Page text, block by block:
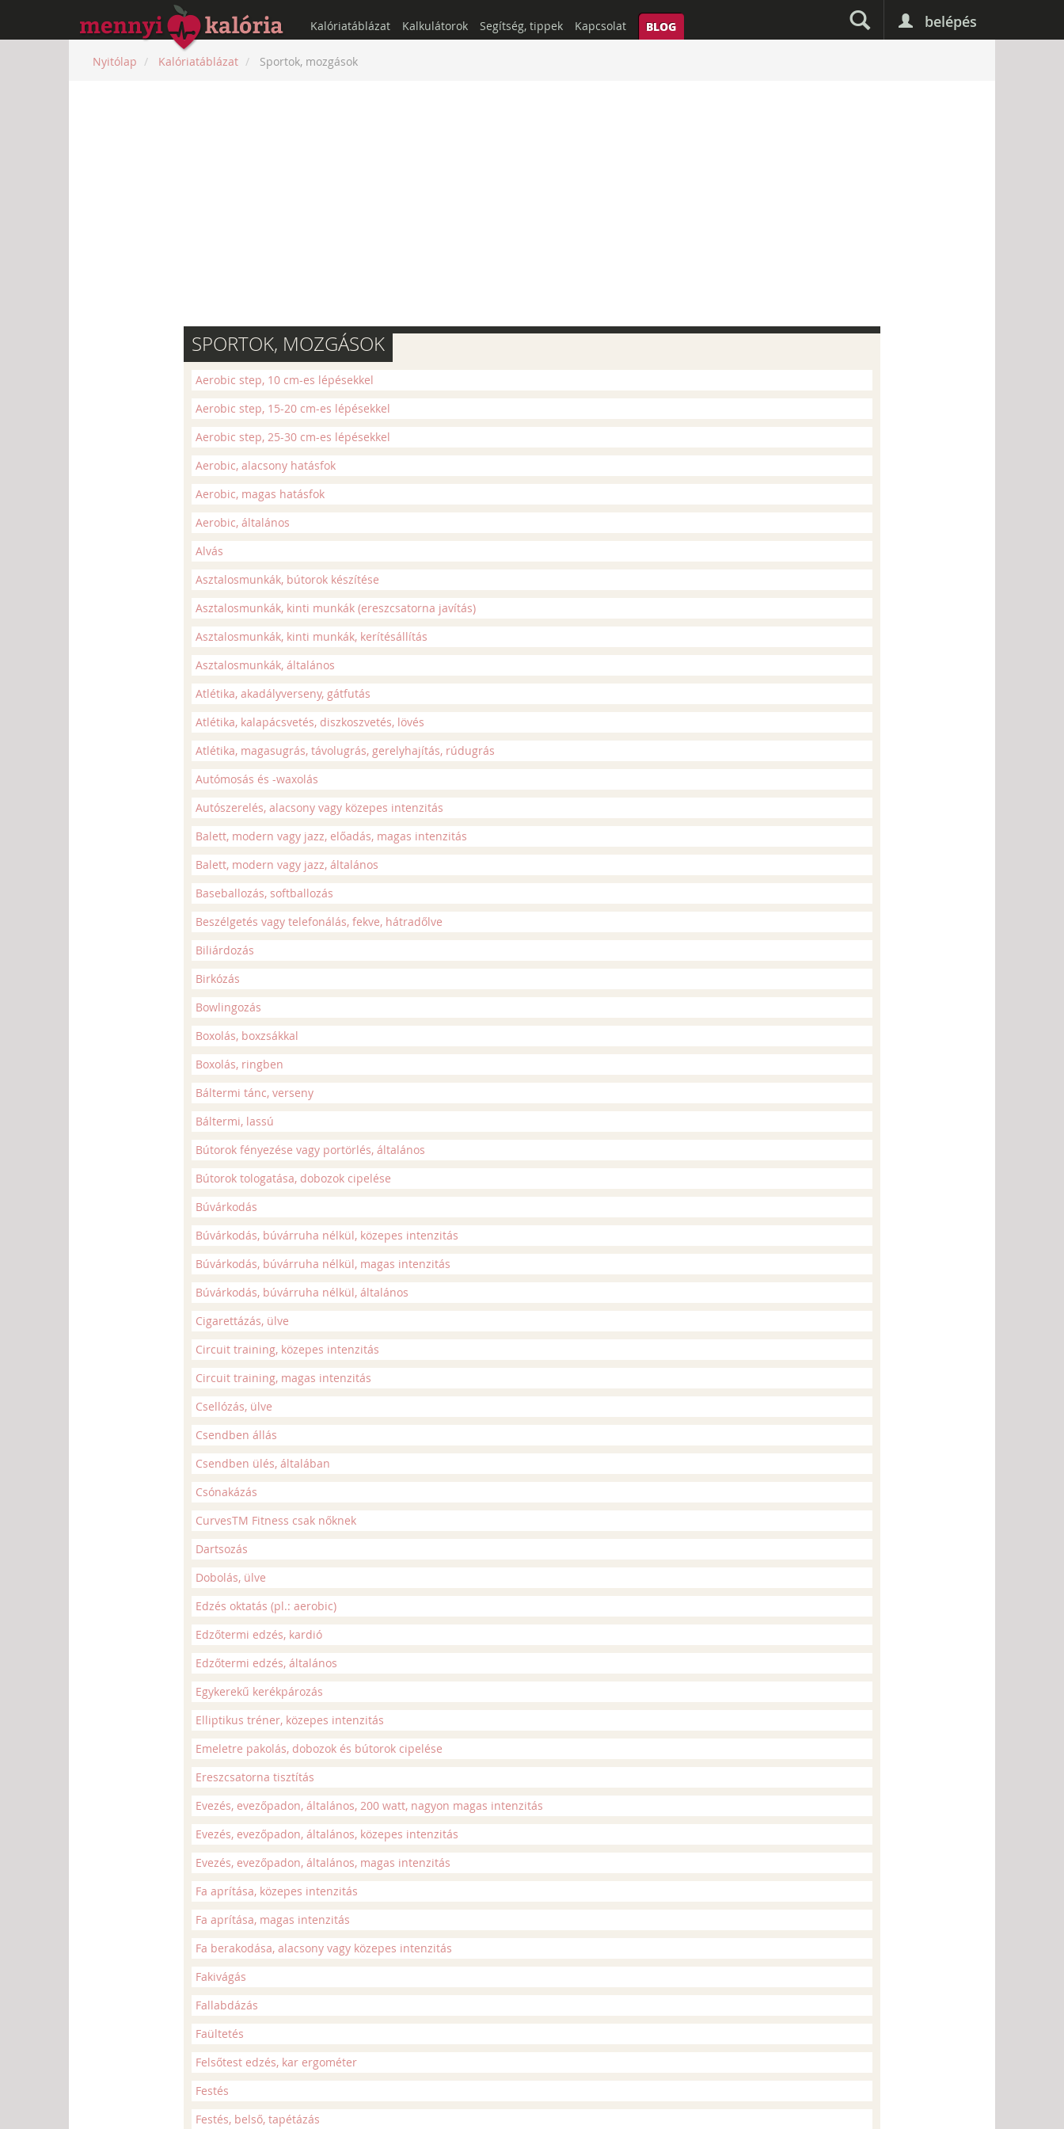
belépés
Kalóriatáblázat Kalkulátorok Segítség, tippek Kapcsolat BLOG
Nyitólap Kalóriatáblázat Sportok, mozgások
SPORTOK, MOZGÁSOK
Aerobic step, 10 cm-es lépésekkel
Aerobic step, 15-20 cm-es lépésekkel
Aerobic step, 25-30 cm-es lépésekkel
Aerobic, alacsony hatásfok
Aerobic, magas hatásfok
Aerobic, általános
Alvás
Asztalosmunkák, bútorok készítése
Asztalosmunkák, kinti munkák (ereszcsatorna javítás)
Asztalosmunkák, kinti munkák, kerítésállítás
Asztalosmunkák, általános
Atlétika, akadályverseny, gátfutás
Atlétika, kalapácsvetés, diszkoszvetés, lövés
Atlétika, magasugrás, távolugrás, gerelyhajítás, rúdugrás
Autómosás és -waxolás
Autószerelés, alacsony vagy közepes intenzitás
Balett, modern vagy jazz, előadás, magas intenzitás
Balett, modern vagy jazz, általános
Baseballozás, softballozás
Beszélgetés vagy telefonálás, fekve, hátradőlve
Biliárdozás
Birkózás
Bowlingozás
Boxolás, boxzsákkal
Boxolás, ringben
Báltermi tánc, verseny
Báltermi, lassú
Bútorok fényezése vagy portörlés, általános
Bútorok tologatása, dobozok cipelése
Búvárkodás
Búvárkodás, búvárruha nélkül, közepes intenzitás
Búvárkodás, búvárruha nélkül, magas intenzitás
Búvárkodás, búvárruha nélkül, általános
Cigarettázás, ülve
Circuit training, közepes intenzitás
Circuit training, magas intenzitás
Csellózás, ülve
Csendben állás
Csendben ülés, általában
Csónakázás
CurvesTM Fitness csak nőknek
Dartsozás
Dobolás, ülve
Edzés oktatás (pl.: aerobic)
Edzőtermi edzés, kardió
Edzőtermi edzés, általános
Egykerekű kerékpározás
Elliptikus tréner, közepes intenzitás
Emeletre pakolás, dobozok és bútorok cipelése
Ereszcsatorna tisztítás
Evezés, evezőpadon, általános, 200 watt, nagyon magas intenzitás
Evezés, evezőpadon, általános, közepes intenzitás
Evezés, evezőpadon, általános, magas intenzitás
Fa aprítása, közepes intenzitás
Fa aprítása, magas intenzitás
Fa berakodása, alacsony vagy közepes intenzitás
Fakivágás
Fallabdázás
Faültetés
Felsőtest edzés, kar ergométer
Festés
Festés, belső, tapétázás